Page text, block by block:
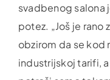
svadbenog salona
potez. „Još je rano
obzirom da se kod
industrijskoj tarifi,